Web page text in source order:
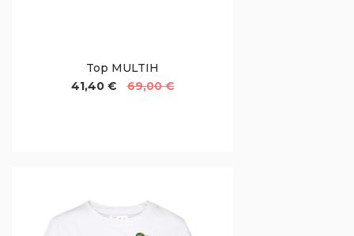
Top MULTIH
41,40 €
69,00 €